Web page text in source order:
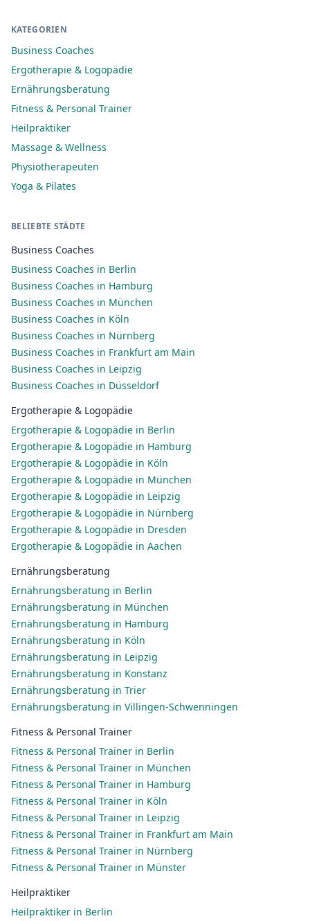
KATEGORIEN
Business Coaches
Ergotherapie & Logopädie
Ernährungsberatung
Fitness & Personal Trainer
Heilpraktiker
Massage & Wellness
Physiotherapeuten
Yoga & Pilates
BELIEBTE STÄDTE
Business Coaches
Business Coaches in Berlin
Business Coaches in Hamburg
Business Coaches in München
Business Coaches in Köln
Business Coaches in Nürnberg
Business Coaches in Frankfurt am Main
Business Coaches in Leipzig
Business Coaches in Düsseldorf
Ergotherapie & Logopädie
Ergotherapie & Logopädie in Berlin
Ergotherapie & Logopädie in Hamburg
Ergotherapie & Logopädie in Köln
Ergotherapie & Logopädie in München
Ergotherapie & Logopädie in Leipzig
Ergotherapie & Logopädie in Nürnberg
Ergotherapie & Logopädie in Dresden
Ergotherapie & Logopädie in Aachen
Ernährungsberatung
Ernährungsberatung in Berlin
Ernährungsberatung in München
Ernährungsberatung in Hamburg
Ernährungsberatung in Köln
Ernährungsberatung in Leipzig
Ernährungsberatung in Konstanz
Ernährungsberatung in Trier
Ernährungsberatung in Villingen-Schwenningen
Fitness & Personal Trainer
Fitness & Personal Trainer in Berlin
Fitness & Personal Trainer in München
Fitness & Personal Trainer in Hamburg
Fitness & Personal Trainer in Köln
Fitness & Personal Trainer in Leipzig
Fitness & Personal Trainer in Frankfurt am Main
Fitness & Personal Trainer in Nürnberg
Fitness & Personal Trainer in Münster
Heilpraktiker
Heilpraktiker in Berlin